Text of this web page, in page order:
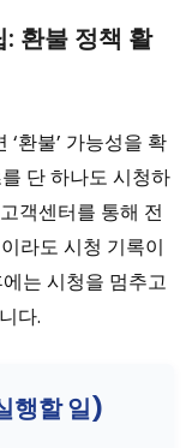
환불 정책 활
환불’ 가능성을 확
단 하나도 시청하
객센터를 통해 전
라도 시청 기록이
는 시청을 멈추고
다.
행할 일)